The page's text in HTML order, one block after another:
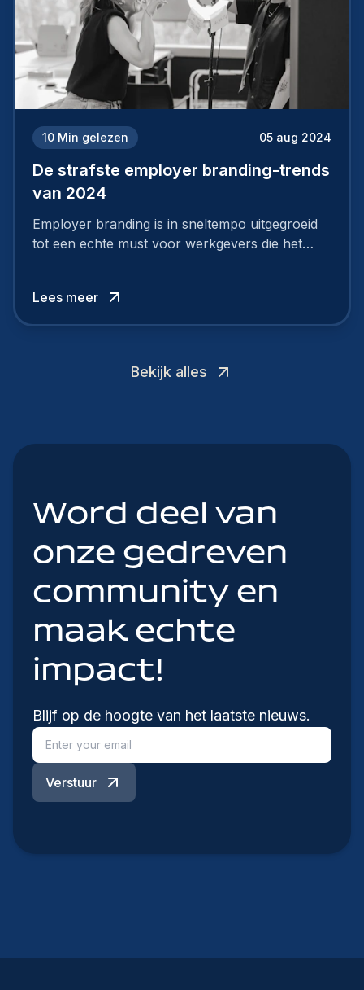
10 Min gelezen 05 aug 2024
De strafste employer branding-trends
van 2024
Employer branding is in sneltempo uitgegroeid
tot een echte must voor werkgevers die het
Lees meer
Bekijk alles
Word deel van
onze gedreven
community en
maak echte
impact!
Blijf op de hoogte van het laatste nieuws.
Verstuur